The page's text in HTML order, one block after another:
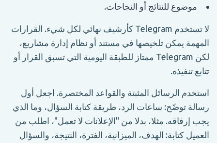
موضوع للنتائج أو النجاحات.
لا تستخدم Telegram كأرشيف نهائي لكل شيء. القرارات
المهمة يمكن تلخيصها في مستند أو نظام إدارة مشاريع،
لكن Telegram ممتاز للطبقة اليومية التي تسبق القرار أو
تتابع تنفيذه.
استخدم الرسائل المثبتة والقواعد المختصرة. اجعل أول
رسالة توضّح: ساعات الرد، طريقة كتابة السؤال، وما الذي
يجب إرفاقه. مثلا، بدلا من "الإعلانات لا تعمل"، اطلب من
العميل كتابة: الهدف، الميزانية، الفترة، النتيجة، والسؤال